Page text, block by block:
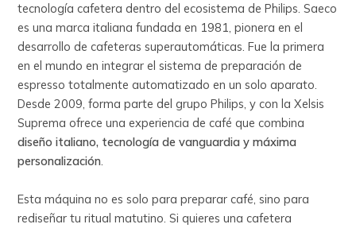
tecnología cafetera dentro del ecosistema de Philips. Saeco
es una marca italiana fundada en 1981, pionera en el
desarrollo de cafeteras superautomáticas. Fue la primera
en el mundo en integrar el sistema de preparación de
espresso totalmente automatizado en un solo aparato.
Desde 2009, forma parte del grupo Philips, y con la Xelsis
Suprema ofrece una experiencia de café que combina
diseño italiano, tecnología de vanguardia y máxima
personalización.
Esta máquina no es solo para preparar café, sino para
rediseñar tu ritual matutino. Si quieres una cafetera